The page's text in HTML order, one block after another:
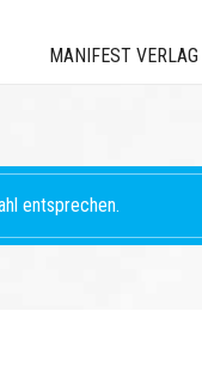
MANIFEST VERLAG
entsprechen.